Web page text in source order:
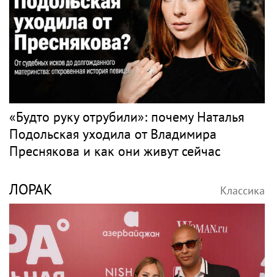
«Будто руку отрубили»: почему Наталья
Подольская уходила от Владимира
Преснякова и как они живут сейчас
ЛОРАК Классика